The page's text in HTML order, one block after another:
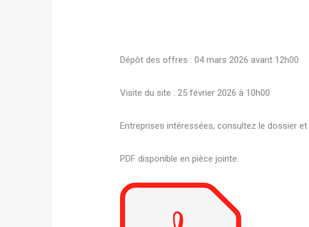
Dépôt des offres : 04 mars 2026 avant 12h00
Visite du site : 25 février 2026 à 10h00
Entreprises intéressées, consultez le dossier
PDF disponible en pièce jointe.